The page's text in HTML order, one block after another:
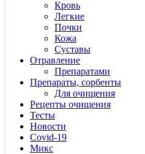
Кровь
Легкие
Почки
Кожа
Суставы
Отравление
Препаратами
Препараты, сорбенты
Для очищения
Рецепты очищения
Тесты
Новости
Covid-19
Микс